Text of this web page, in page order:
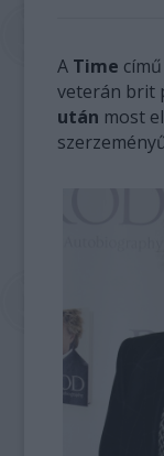
A Time
veterán brit
után most